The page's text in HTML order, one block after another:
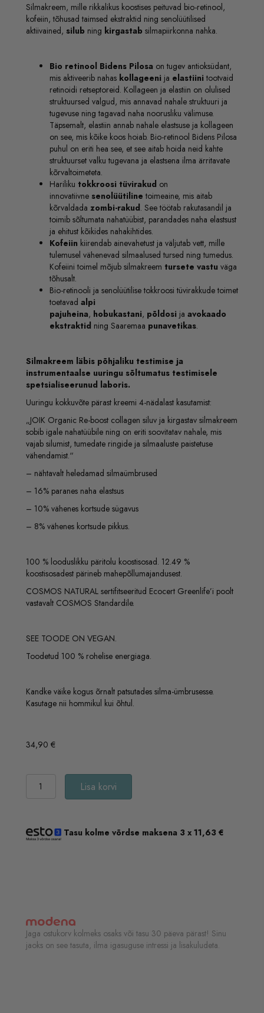
Silmakreem, mille rikkalikus koostises peituvad bio-retinool,
kofeiin, tõhusad taimsed ekstraktid ning senolüütilised
aktiivained, silub ning kirgastab silmapiirkonna nahka.
Bio retinool Bidens Pilosa on tugev antioksüdant,
mis aktiveerib nahas kollageeni ja elastiini tootvaid
retinoidi retseptoreid. Kollageen ja elastiin on olulised
struktuursed valgud, mis annavad nahale struktuuri ja
tugevuse ning tagavad naha noorusliku välimuse.
Täpsemalt, elastiin annab nahale elastsuse ja kollageen
on see, mis kõike koos hoiab. Bio-retinool Bidens Pilosa
puhul on eriti hea see, et see aitab hoida neid kahte
struktuurset valku tugevana ja elastsena ilma ärritavate
kõrvaltoimeteta.
Hariliku tokkroosi tüvirakud on
innovatiivne senolüütiline toimeaine, mis aitab
kõrvaldada zombi-rakud. See töötab rakutasandil ja
toimib sõltumata nahatüübist, parandades naha elastsust
ja ehitust kõikides nahakihtides.
Kofeiin kiirendab ainevahetust ja väljutab vett, mille
tulemusel vähenevad silmaalused tursed ning tumedus.
Kofeiini toimel mõjub silmakreem tursete vastu väga
tõhusalt.
Bio-retinooli ja senolüütilise tokkroosi tüvirakkude toimet
toetavad alpi
pajuheina, hobukastani, põldosi ja avokaado
ekstraktid ning Saaremaa punavetikas.
Silmakreem läbis põhjaliku testimise ja
instrumentaalse uuringu sõltumatus testimisele
spetsialiseerunud laboris.
Uuringu kokkuvõte pärast kreemi 4-nädalast kasutamist:
„JOIK Organic Re-boost collagen siluv ja kirgastav silmakreem
sobib igale nahatüübile ning on eriti soovitatav nahale, mis
vajab silumist, tumedate ringide ja silmaaluste paistetuse
vähendamist.“
– nähtavalt heledamad silmaümbrused
– 16% paranes naha elastsus
– 10% vähenes kortsude sügavus
– 8% vähenes kortsude pikkus.
100 % looduslikku päritolu koostisosad. 12.49 %
koostisosadest pärineb mahepõllumajandusest.
COSMOS NATURAL sertifitseeritud Ecocert Greenlife’i poolt
vastavalt COSMOS Standardile.
SEE TOODE ON VEGAN.
Toodetud 100 % rohelise energiaga.
Kandke väike kogus õrnalt patsutades silma-ümbrusesse.
Kasutage nii hommikul kui õhtul.
34,90 €
Organic
Collagen
Siluv
Lisa korvi
Tasu kolme võrdse maksena 3 x 11,63 €
Jaga ostukorv kolmeks osaks või tasu 30 päeva pärast! Sinu
jaoks on see tasuta, ilma igasuguse intressi ja lisakuludeta.